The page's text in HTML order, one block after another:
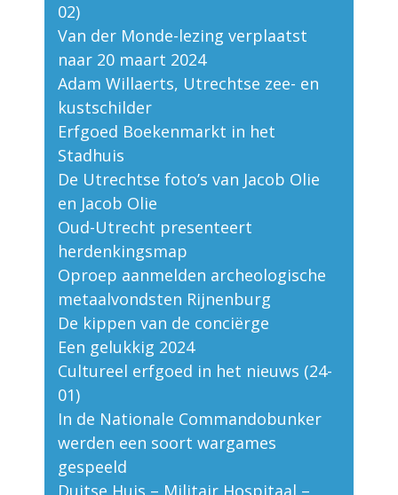
02)
Van der Monde-lezing verplaatst
naar 20 maart 2024
Adam Willaerts, Utrechtse zee- en
kustschilder
Erfgoed Boekenmarkt in het
Stadhuis
De Utrechtse foto’s van Jacob Olie
en Jacob Olie
Oud-Utrecht presenteert
herdenkingsmap
Oproep aanmelden archeologische
metaalvondsten Rijnenburg
De kippen van de conciërge
Een gelukkig 2024
Cultureel erfgoed in het nieuws (24-
01)
In de Nationale Commandobunker
werden een soort wargames
gespeeld
Duitse Huis – Militair Hospitaal –